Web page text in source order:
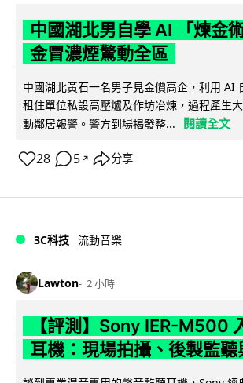
中國湖北男自學 AI 「煉金
金冒濃煙驚動全區
中國湖北黃石一名男子見金價高企，利用 AI
租住單位私設高壓爐及作坊冶煉，過程產生
動鄰居報警。警方到場揭發整...
閱讀全文
28 5 ↗ 分享
3C科技 流動音樂
Lawton 2 小時
【評測】Sony IER-M500
耳機：現場拍攝、後製監